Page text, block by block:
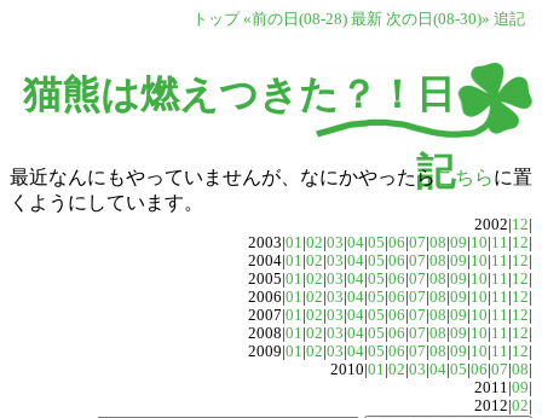
トップ «前の日(08-28) 最新 次の日(08-30)» 追記
猫熊は燃えつきた？！日
記
最近なんにもやっていませんが、なにかやったら こちらに置
くようにしています。
2002|12|
2003|01|02|03|04|05|06|07|08|09|10|11|12|
2004|01|02|03|04|05|06|07|08|09|10|11|12|
2005|01|02|03|04|05|06|07|08|09|10|11|12|
2006|01|02|03|04|05|06|07|08|09|10|11|12|
2007|01|02|03|04|05|06|07|08|09|10|11|12|
2008|01|02|03|04|05|06|07|08|09|10|11|12|
2009|01|02|03|04|05|06|07|08|09|10|11|12|
2010|01|02|03|04|05|06|07|08|
2011|09|
2012|02|